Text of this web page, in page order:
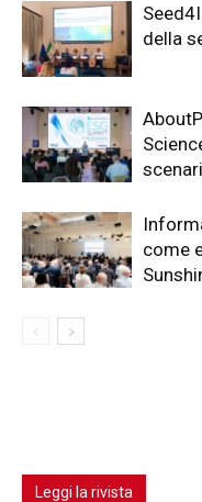
della
come
Leggi la rivista